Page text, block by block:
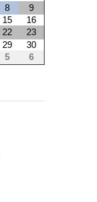
8
9
15
16
22
23
29
30
5 6